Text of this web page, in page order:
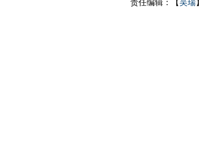
责任编辑：【吴瑞】